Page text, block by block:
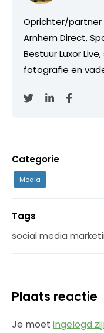
Oprichter/partner
Arnhem Direct,
Bestuur Luxor
fotografie en
Categorie
Media
Tags
social media
Plaats reactie
Je moet ingelogd